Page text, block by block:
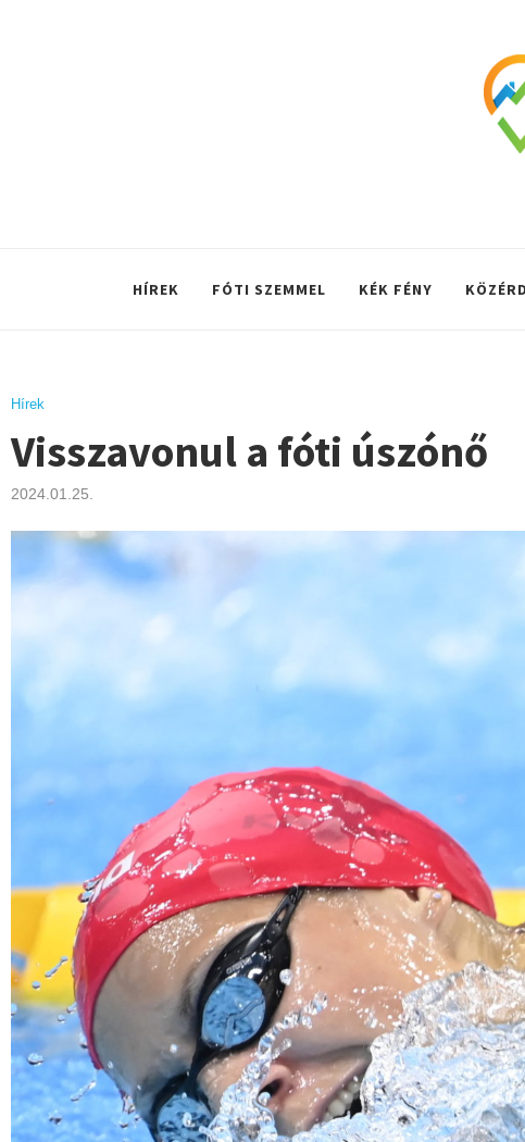
HÍREK FÓTI SZEMMEL KÉK FÉNY
Hírek
Visszavonul a fóti úszónő
2024.01.25.